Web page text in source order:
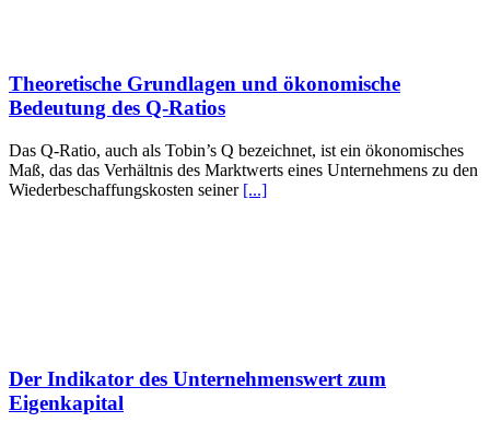
Theoretische Grundlagen und ökonomische
Bedeutung des Q-Ratios
Das Q-Ratio, auch als Tobin’s Q bezeichnet, ist ein ökonomisches
Maß, das das Verhältnis des Marktwerts eines Unternehmens zu den
Wiederbeschaffungskosten seiner [...]
Der Indikator des Unternehmenswert zum
Eigenkapital